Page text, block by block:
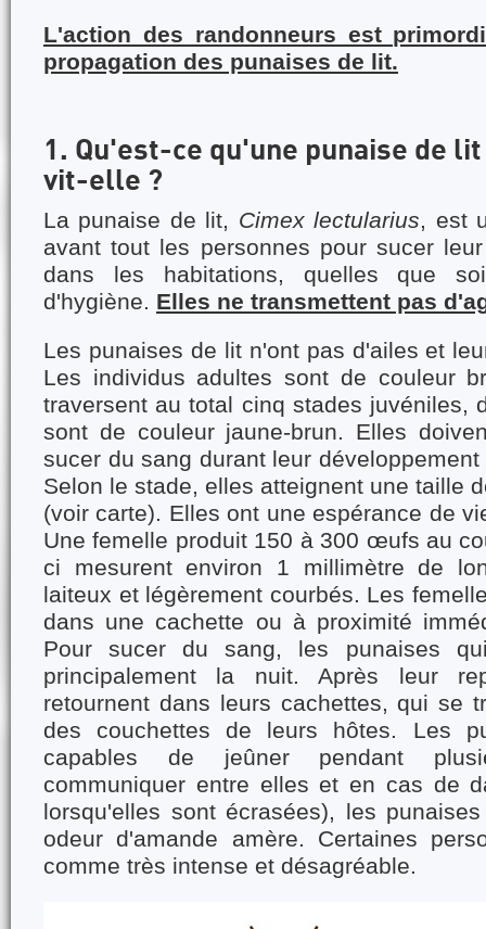
L'action des randonneurs est
propagation des punaises de lit.
1. Qu'est-ce qu'une punaise de
vit-elle ?
La punaise de lit, Cimex lectularius, est
avant tout les personnes pour sucer
dans les habitations, quelles que
d'hygiène. Elles ne transmettent pas
Les punaises de lit n'ont pas d'ailes et
Les individus adultes sont de couleur
traversent au total cinq stades juvéniles,
sont de couleur jaune-brun. Elles
sucer du sang durant leur
Selon le stade, elles atteignent une taille
(voir carte). Elles ont une espérance de
Une femelle produit 150 à 300 œufs au
ci mesurent environ 1 millimètre de
laiteux et légèrement courbés. Les
dans une cachette ou à proximité
Pour sucer du sang, les punaises
principalement la nuit. Après leur
retournent dans leurs cachettes, qui se
des couchettes de leurs hôtes. Les
capables de jeûner pendant
communiquer entre elles et en cas de
lorsqu'elles sont écrasées), les
odeur d'amande amère. Certaines
comme très intense et désagréable.